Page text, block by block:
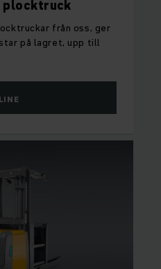
plocktruck
från oss, ger
på lagret, upp till